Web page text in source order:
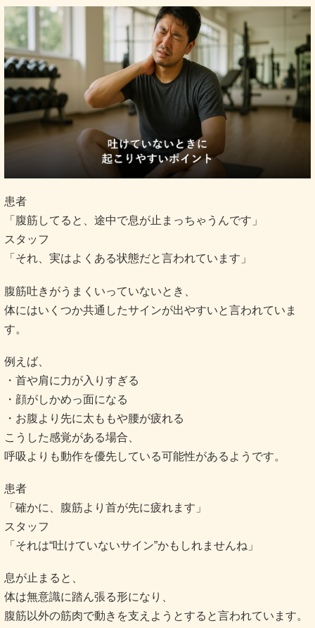
患者
「腹筋してると、途中で息が止まっちゃうんです」
スタッフ
「それ、実はよくある状態だと言われています」
腹筋吐きがうまくいっていないとき、
体にはいくつか共通したサインが出やすいと言われていま
す。
例えば、
・首や肩に力が入りすぎる
・顔がしかめっ面になる
・お腹より先に太ももや腰が疲れる
こうした感覚がある場合、
呼吸よりも動作を優先している可能性があるようです。
患者
「確かに、腹筋より首が先に疲れます」
スタッフ
「それは“吐けていないサイン”かもしれませんね」
息が止まると、
体は無意識に踏ん張る形になり、
腹筋以外の筋肉で動きを支えようとすると言われています。